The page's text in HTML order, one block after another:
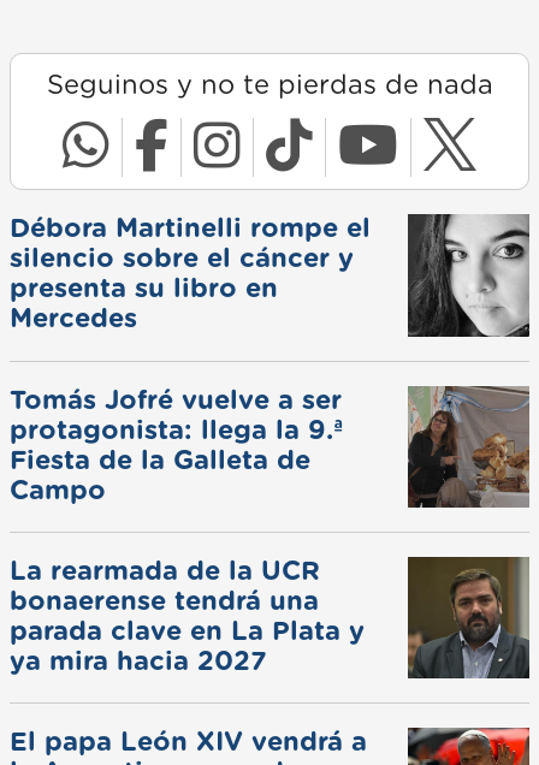
Seguinos y no te pierdas de nada
Débora Martinelli rompe el
silencio sobre el cáncer y
presenta su libro en
Mercedes
Tomás Jofré vuelve a ser
protagonista: llega la 9.ª
Fiesta de la Galleta de
Campo
La rearmada de la UCR
bonaerense tendrá una
parada clave en La Plata y
ya mira hacia 2027
El papa León XIV vendrá a